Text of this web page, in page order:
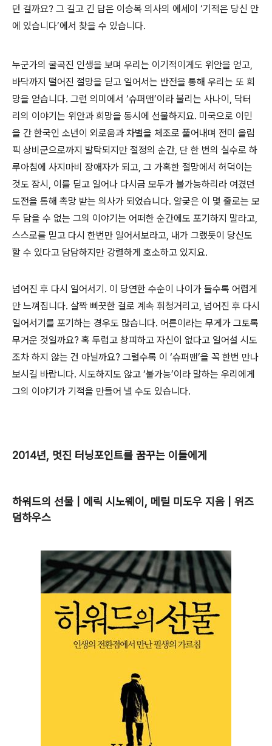
던 걸까요? 그 길고 긴 답은 이승복 의사의 에세이 ‘기적은 당신 안
에 있습니다’에서 찾을 수 있습니다.
누군가의 굴곡진 인생을 보며 우리는 이기적이게도 위안을 얻고,
바닥까지 떨어진 절망을 딛고 일어서는 반전을 통해 우리는 또 희
망을 얻습니다. 그런 의미에서 ‘슈퍼맨’이라 불리는 사나이, 닥터
리의 이야기는 위안과 희망을 동시에 선물하지요. 미국으로 이민
을 간 한국인 소년이 외로움과 차별을 체조로 풀어내며 전미 올림
픽 상비군으로까지 발탁되지만 절정의 순간, 단 한 번의 실수로 하
루아침에 사지마비 장애자가 되고, 그 가혹한 절망에서 허덕이는
것도 잠시, 이를 딛고 일어나 다시금 모두가 불가능하리라 여겼던
도전을 통해 촉망 받는 의사가 되었습니다. 얄궂은 이 몇 줄로는 모
두 담을 수 없는 그의 이야기는 어떠한 순간에도 포기하지 말라고,
스스로를 믿고 다시 한번만 일어서보라고, 내가 그랬듯이 당신도
할 수 있다고 담담하지만 강렬하게 호소하고 있지요.
넘어진 후 다시 일어서기. 이 당연한 수순이 나이가 들수록 어렵게
만 느껴집니다. 살짝 삐끗한 걸로 계속 휘청거리고, 넘어진 후 다시
일어서기를 포기하는 경우도 많습니다. 어른이라는 무게가 그토록
무거운 것일까요? 혹 두렵고 창피하고 자신이 없다고 일어설 시도
조차 하지 않는 건 아닐까요? 그럴수록 이 ‘슈퍼맨’을 꼭 한번 만나
보시길 바랍니다. 시도하지도 않고 ‘불가능’이라 말하는 우리에게
그의 이야기가 기적을 만들어 낼 수도 있습니다.
2014년, 멋진 터닝포인트를 꿈꾸는 이들에게
하워드의 선물 | 에릭 시노웨이, 메릴 미도우 지음 | 위즈
덤하우스